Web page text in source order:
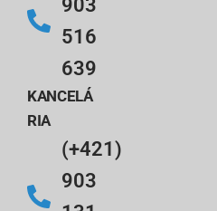
903
516
639
KANCELÁ
RIA
(+421)
903